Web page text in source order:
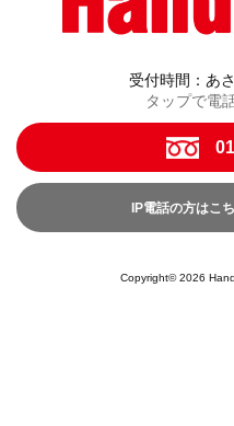
受付時間：あ
タップで電
IP電話の方はこ
Copyright© 2026